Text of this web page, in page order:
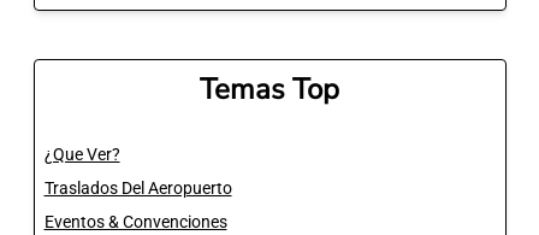
Temas Top
¿Que Ver?
Traslados Del Aeropuerto
Eventos & Convenciones